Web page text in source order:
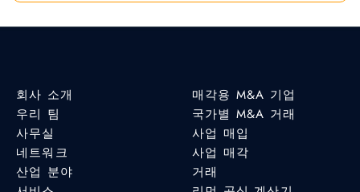
회사 소개
우리 팀
사무실
네트워크
산업 분야
매각용 M&A 기업
국가별 M&A 거래
사업 매입
사업 매각
거래